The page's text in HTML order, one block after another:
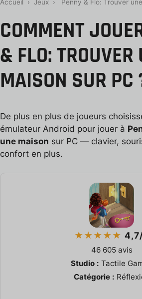
Accueil › Jeux › Penny & Flo: Trouver
COMMENT
& FLO: TROUVER
MAISON SUR PC
De plus en plus de joueurs
émulateur Android pour jouer à
une maison sur PC — clavier,
confort en plus.
★★★★★
46 605 avis
Studio : Tactile
Catégorie :